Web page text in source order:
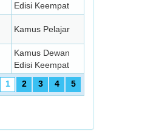
Edisi Keempat
Kamus Pelajar
Kamus Dewan
Edisi Keempat
1
2 3 4 5